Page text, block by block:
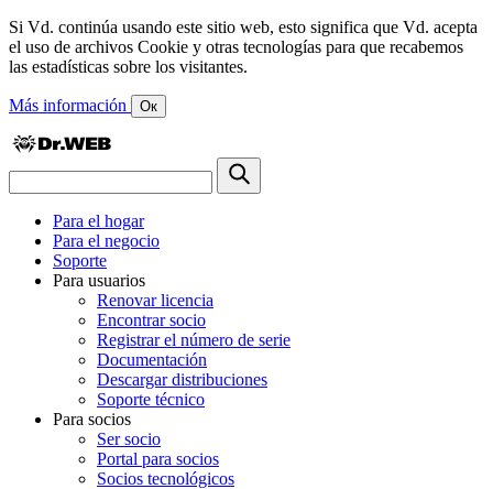
Si Vd. continúa usando este sitio web, esto significa que Vd. acepta
el uso de archivos Cookie y otras tecnologías para que recabemos
las estadísticas sobre los visitantes.
Más información Ок
Para el hogar
Para el negocio
Soporte
Para usuarios
Renovar licencia
Encontrar socio
Registrar el número de serie
Documentación
Descargar distribuciones
Soporte técnico
Para socios
Ser socio
Portal para socios
Socios tecnológicos